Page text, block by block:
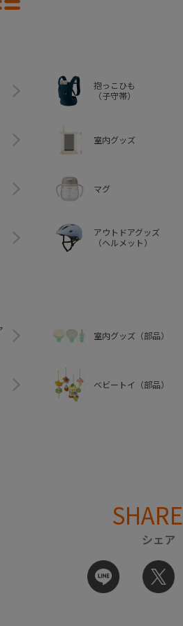
抱っこひも
（子守帯）
室内グッズ
マグ
アウトドアグッズ
（ヘルメット）
室内グッズ（部品）
ベビートイ（部品）
SHARE
シェア